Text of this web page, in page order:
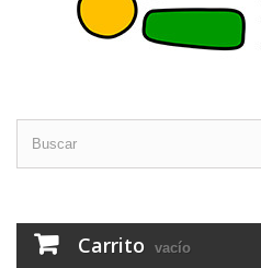
Carrito vacío